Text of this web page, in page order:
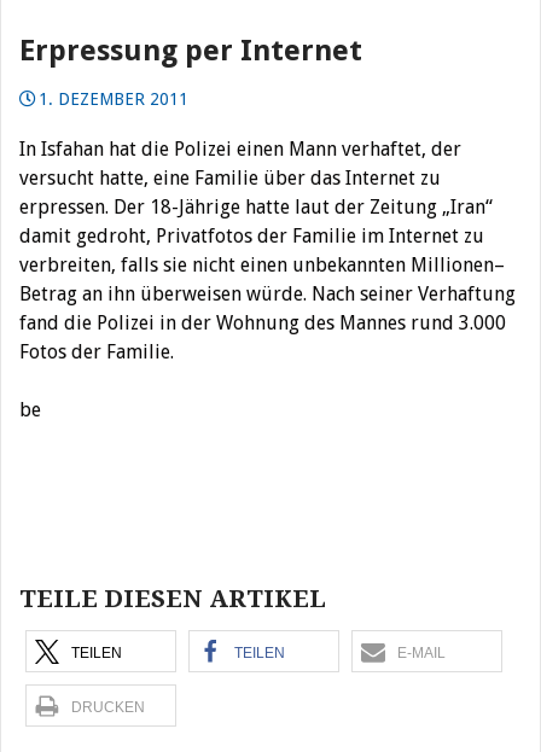
Erpressung per Internet
1. DEZEMBER 2011
In Isfahan hat die Polizei einen Mann verhaftet, der
versucht hatte, eine Familie über das Internet zu
erpressen. Der 18-Jährige hatte laut der Zeitung „Iran“
damit gedroht, Privatfotos der Familie im Internet zu
verbreiten, falls sie nicht einen unbekannten Millionen–
Betrag an ihn überweisen würde. Nach seiner Verhaftung
fand die Polizei in der Wohnung des Mannes rund 3.000
Fotos der Familie.
be
TEILE DIESEN ARTIKEL
TEILEN TEILEN E-MAIL
DRUCKEN